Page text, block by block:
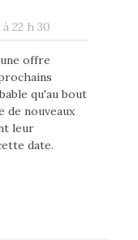
22 h 30
offre
qu'au bout
de nouveaux
leur
date.